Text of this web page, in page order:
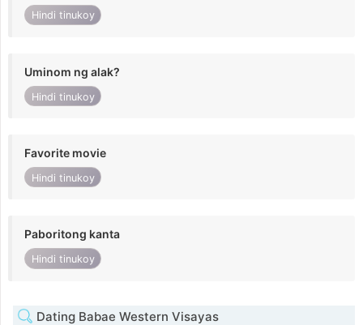
Hindi tinukoy
Uminom ng alak?
Hindi tinukoy
Favorite movie
Hindi tinukoy
Paboritong kanta
Hindi tinukoy
Dating Babae Western Visayas